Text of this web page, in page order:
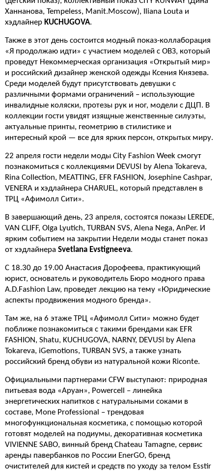
Ханнанова, Tempeless, Manit.Moscow), Iliana Louta и
хэдлайнер KUCHUGOVA.
Также в этот день состоится модный показ-коллаборация
«Я продолжаю идти» с участием моделей с ОВЗ, который
проведут Некоммерческая организация «Открытый мир»
и российский дизайнер женской одежды Ксения Князева.
Среди моделей будут присутствовать девушки с
различными формами ограничений – использующие
инвалидные коляски, протезы рук и ног, модели с ДЦП. В
коллекции гости увидят изящные женственные силуэты,
актуальные принты, геометрию в стилистике и
интересный крой — все для ярких персон, открытых миру.
22 апреля гости недели моды City Fashion Week смогут
познакомиться с коллекциями DEVUSI by Alena Tokareva,
Rina Collection, MEATTING, EFR FASHION, Josephine Cashpar,
VENERA и хэдлайнера CHARUEL, который представлен в
ТРЦ «Афимолл Сити».
В завершающий день, 23 апреля, состоятся показы LEREDE,
VAN CLIFF, Olga Lyutich, TURBAN SVS, Alena Nega, AnPer. И
ярким событием на закрытии Недели моды станет показ
от хэдлайнера Svetlana Evstigneeva.
С 18.30 до 19.00 Анастасия Дорофеева, практикующий
юрист, основатель и руководитель Бюро модного права
A.D.Fashion Law, проведет лекцию на тему «Юридические
аспекты продвижения модного бренда».
Там же, на 6 этаже ТРЦ «Афимолл Сити» можно будет
поближе познакомиться с такими брендами как EFR
FASHION, Shatu, KUCHUGOVA, NARNY, DEVUSI by Alena
Tokareva, iGemotions, TURBAN SVS, а также узнать
российский бренд обуви из натуральной кожи Riconte.
Официальными партнерами CFW выступают: природная
питьевая вода «Аруан», Powercell – линейка
энергетических напитков с натуральными соками в
составе, Mone Professional – трендовая
многофункциональная косметика, с помощью которой
готовят моделей на подиумы, декоративная косметика
VIVIENNE SABO, винный бренд Chateau Tamagne, сервис
аренды павербанков по России EnerGO, бренд
очистителей для кистей и средств по уходу за телом Esstir